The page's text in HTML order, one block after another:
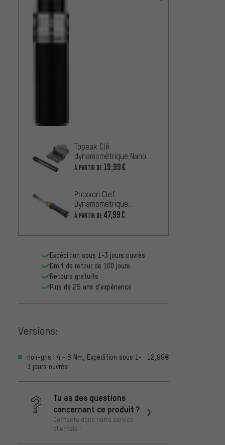
Topeak Clé
dynamométrique Nano
TorqBar
À PARTIR DE 19,99€
Proxxon Clef
Dynamométrique
MicroClick
À PARTIR DE 47,99€
Expédition sous 1-3 jours ouvrés
Droit de retour de 100 jours
Retours gratuits
Plus de 25 ans d'expérience
Versions:
noir-gris | 4 - 6 Nm, Expédition sous 1-
3 jours ouvrés
12,99€
Tu as des questions
concernant ce produit ?
Contacte donc notre service
clientèle !